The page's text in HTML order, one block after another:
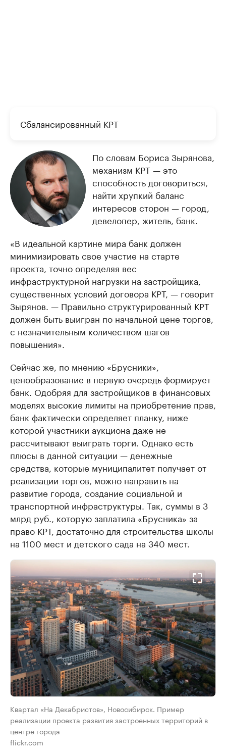
Сбалансированный КРТ
По словам Бориса Зырянова,
механизм КРТ — это
способность договориться,
найти хрупкий баланс
интересов сторон — город,
девелопер, житель, банк.
«В идеальной картине мира банк должен
минимизировать свое участие на старте
проекта, точно определяя вес
инфраструктурной нагрузки на застройщика,
существенных условий договора КРТ, — говорит
Зырянов. — Правильно структурированный КРТ
должен быть выигран по начальной цене торгов,
с незначительным количеством шагов
повышения».
Сейчас же, по мнению «Брусники»,
ценообразование в первую очередь формирует
банк. Одобряя для застройщиков в финансовых
моделях высокие лимиты на приобретение прав,
банк фактически определяет планку, ниже
которой участники аукциона даже не
рассчитывают выиграть торги. Однако есть
плюсы в данной ситуации — денежные
средства, которые муниципалитет получает от
реализации торгов, можно направить на
развитие города, создание социальной и
транспортной инфраструктуры. Так, суммы в 3
млрд руб., которую заплатила «Брусника» за
право КРТ, достаточно для строительства школы
на 1100 мест и детского сада на 340 мест.
Квартал «На Декабристов», Новосибирск. Пример
реализации проекта развития застроенных территорий в
центре города
flickr.com